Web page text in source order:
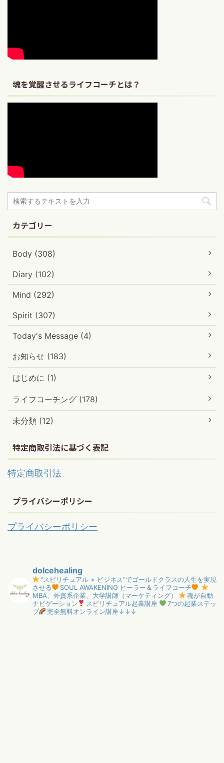
魂を覚醒させるライフコーチとは？
カテゴリー
Body (308)
Diary (102)
Mind (292)
Spirit (307)
Today's Message (4)
お知らせ (183)
はじめに (1)
ライフコーチング (178)
未分類 (12)
特定商取引法に基づく表記
特定商取引法
プライバシーポリシー
プライバシーポリシー
dolcehealing
"スピリチュアル × ビジネス”でゴールドクラスの人生を実現
させる
SOUL AWAKENING ヒーラー＆ライフコーチ
MBA、外資系企業、大学講師（マーケティング）
魂が自動
ナビゲーション
スピリチュアル起業講座
7つの起業ステッ
プ
完全無料オンライン講座↓↓↓